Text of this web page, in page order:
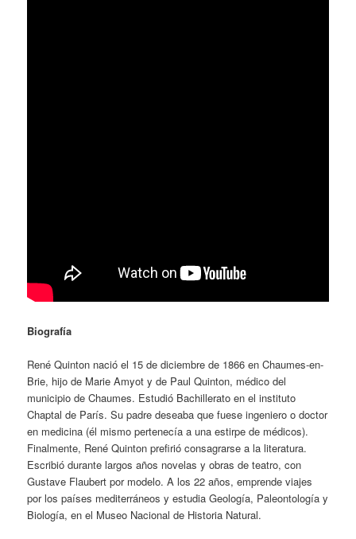
Biografía
René Quinton nació el 15 de diciembre de 1866 en Chaumes-en-
Brie, hijo de Marie Amyot y de Paul Quinton, médico del
municipio de Chaumes. Estudió Bachillerato en el instituto
Chaptal de París. Su padre deseaba que fuese ingeniero o doctor
en medicina (él mismo pertenecía a una estirpe de médicos).
Finalmente, René Quinton prefirió consagrarse a la literatura.
Escribió durante largos años novelas y obras de teatro, con
Gustave Flaubert por modelo. A los 22 años, emprende viajes
por los países mediterráneos y estudia Geología, Paleontología y
Biología, en el Museo Nacional de Historia Natural.